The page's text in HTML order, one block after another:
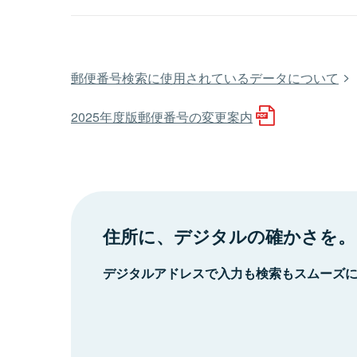
郵便番号検索に使用されているデータについて
2025年度版郵便番号の変更案内
住所に、デジタルの確かさを。
デジタルアドレスで入力も検索もスムーズ